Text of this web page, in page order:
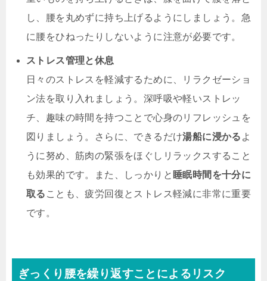
し、腰を丸めずに持ち上げるようにしましょう。急
に腰をひねったりしないように注意が必要です。
ストレス管理と休息
日々のストレスを軽減するために、リラクゼーショ
ン法を取り入れましょう。深呼吸や軽いストレッ
チ、趣味の時間を持つことで心身のリフレッシュを
図りましょう。さらに、できるだけ湯船に浸かる よ
うに努め、筋肉の緊張をほぐしリラックスすること
も効果的です。また、しっかりと 睡眠時間を十分に
取る ことも、疲労回復とストレス軽減に非常に重要
です。
ぎっくり腰を繰り返すことによるリスク